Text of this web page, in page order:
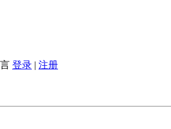
登录 | 注册